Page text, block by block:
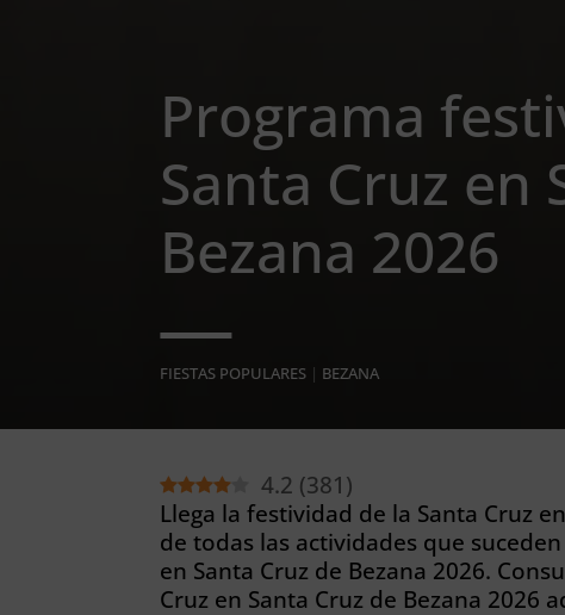
Programa
Santa Cruz en
Bezana 2026
FIESTAS POPULARES | BEZANA
4.2 (381)
Llega la festividad de la Santa Cruz
de todas las actividades que
en Santa Cruz de Bezana 2026.
Cruz en Santa Cruz de Bezana 2026